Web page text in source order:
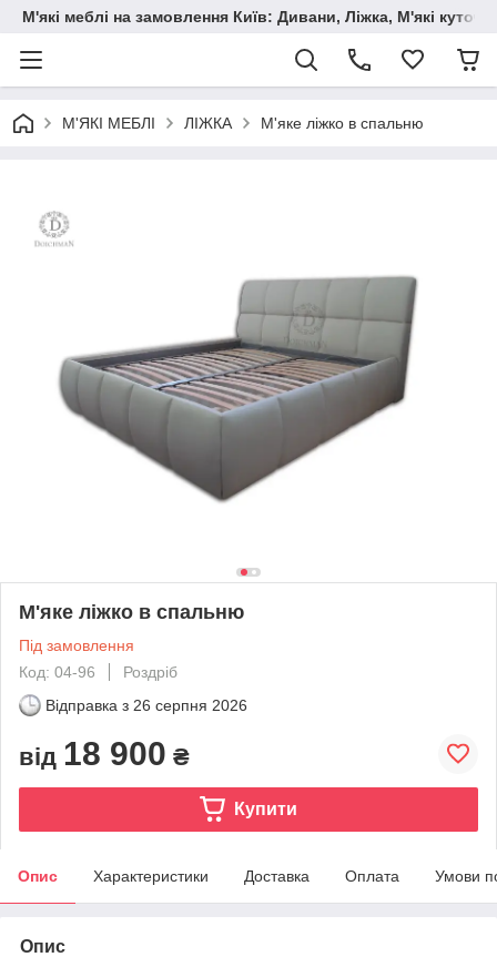
М'які меблі на замовлення Київ: Дивани, Ліжка, М'які
М'ЯКІ МЕБЛІ ЛІЖКА М'яке ліжко в спальню
М'яке ліжко в спальню
Під замовлення
Код: 04-96
Роздріб
Відправка з 26 серпня 2026
від 18 900 ₴
Купити
Опис Характеристики Доставка Оплата Умови
Опис